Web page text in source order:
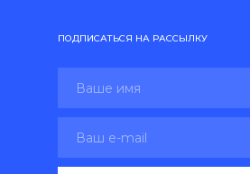
ПОДПИСАТЬСЯ НА РАССЫЛКУ